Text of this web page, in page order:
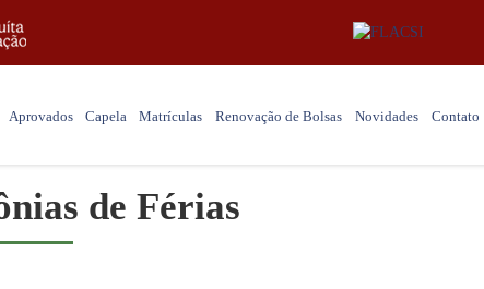
Aprovados Capela Matrículas Renovação de Bolsas Novidades Contato
de Férias